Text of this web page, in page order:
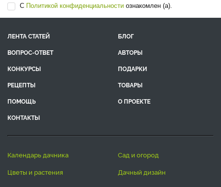
С Политикой конфиденциальности ознакомлен (а).
ЛЕНТА СТАТЕЙ
БЛОГ
ВОПРОС-ОТВЕТ
АВТОРЫ
КОНКУРСЫ
ПОДАРКИ
РЕЦЕПТЫ
ТОВАРЫ
ПОМОЩЬ
О ПРОЕКТЕ
КОНТАКТЫ
календарь дачника
сад и огород
цветы и растения
дачный дизайн